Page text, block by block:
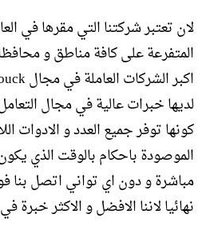
لان تعتبر شركتنا التي مقرها في
المتفرعة على كافة مناطق و
لديها خبرات عالية في مجال
كونها توفر جميع العدد و الادوات
الموصودة باحكام بالوقت الذي
مباشرة و دون اي تواني اتصل بنا
نهائيا لاننا الافضل و الاكثر خبرة